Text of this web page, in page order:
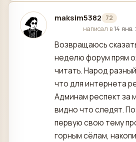
maksim5382 72
отредактировано
написал в14
Возвращаюсь
неделю форум прям
читать. Народ
что для интернета
Админам респект за
видно что следят.
первую свою тему
горным сёлам,